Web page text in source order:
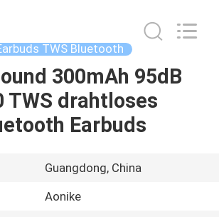
TWS Bluetooth
300mAh 95dB
TWS drahtloses
Earbuds
Guangdong, China
Aonike